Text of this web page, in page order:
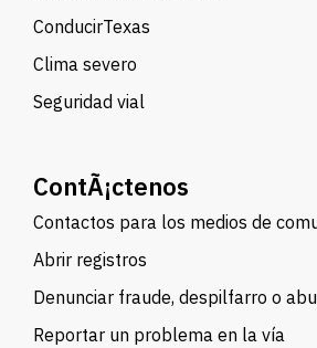
ConducirTexas
Clima severo
Seguridad vial
ContÃ¡ctenos
Contactos para los medios de
Abrir registros
Denunciar fraude, despilfarro o
Reportar un problema en la vía